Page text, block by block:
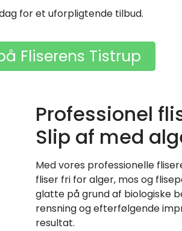
for et uforpligtende tilbud.
Fliserens Tistrup
Professionel
Slip af med
Med vores professionelle
fliser fri for alger, mos og
glatte på grund af biologiske
rensning og efterfølgende
resultat.